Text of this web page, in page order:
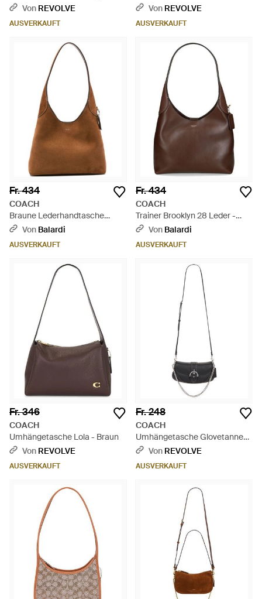
Schwarz
Von REVOLVE
AUSVERKAUFT
Von REVOLVE
AUSVERKAUFT
Fr. 434
COACH
Braune Lederhandtasche
Reißverschluss Gebogen -
Von Balardi
AUSVERKAUFT
Fr. 434
COACH
Trainer Brooklyn 28 Leder -
Hobo -Tasche - Braun
Von Balardi
AUSVERKAUFT
Fr. 346
COACH
Umhängetasche Lola - Braun
Von REVOLVE
AUSVERKAUFT
Fr. 248
COACH
Umhängetasche Glovetanned
Soho - Weiß
Von REVOLVE
AUSVERKAUFT